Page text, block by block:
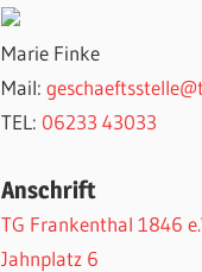
Marie Finke
Mail:
TEL: 06233 43033
Anschrift
TG Frankenthal 1846
Jahnplatz 6